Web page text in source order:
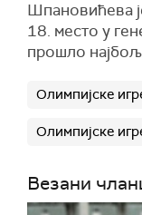
Шпановићева
18. место у
прошло
Олимпијске
Олимпијске
Везани